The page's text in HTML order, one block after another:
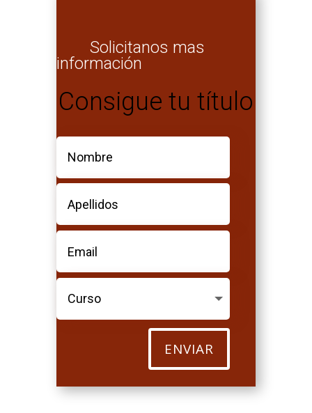
Solicitanos mas
información
Consigue tu título
ENVIAR